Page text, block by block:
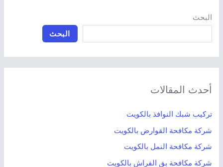
البحث
البحث
أحدث المقالات
تركيب شبك النوافذ بالكويت
شركة مكافحة القوارض بالكويت
شركة مكافحة النمل بالكويت
شركة مكافحة بق الفراش بالكويت